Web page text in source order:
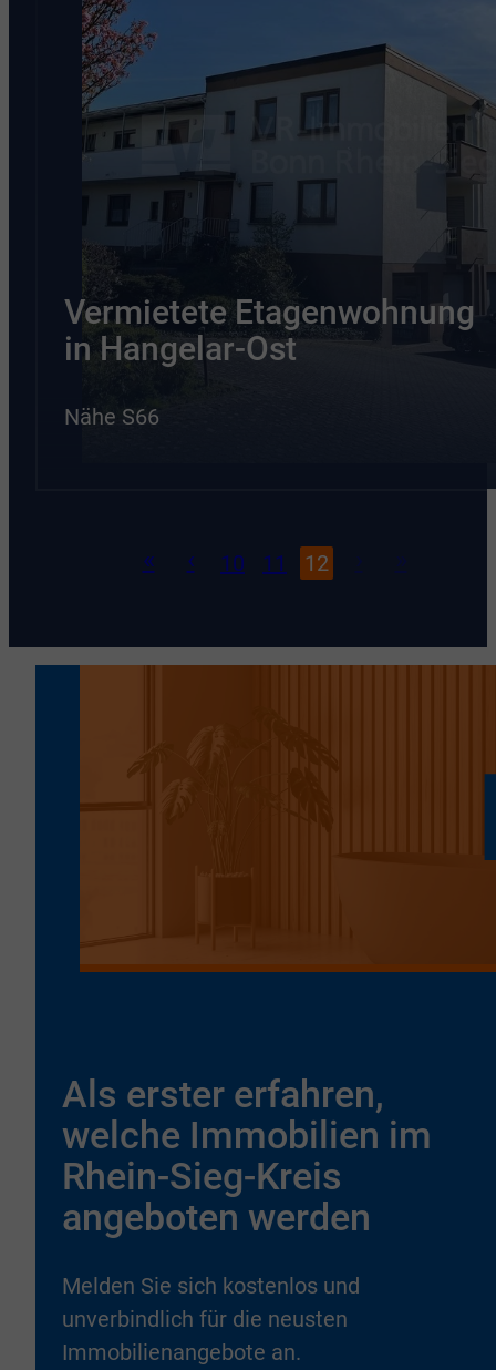
Vermietete Etagenwohnung
in Hangelar-Ost
Nähe S66
« ‹ 10 11 12
Als erster erfahren,
welche Immobilien im
Rhein-Sieg-Kreis
angeboten werden
Melden Sie sich kostenlos und
unverbindlich für die neusten
Immobilienangebote an.